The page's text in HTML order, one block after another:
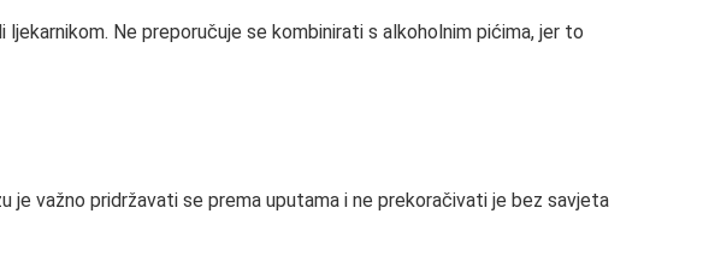
Ne preporučuje se kombinirati s alkoholnim pićima, jer to
je važno pridržavati se prema uputama i ne prekoračivati je bez savjeta